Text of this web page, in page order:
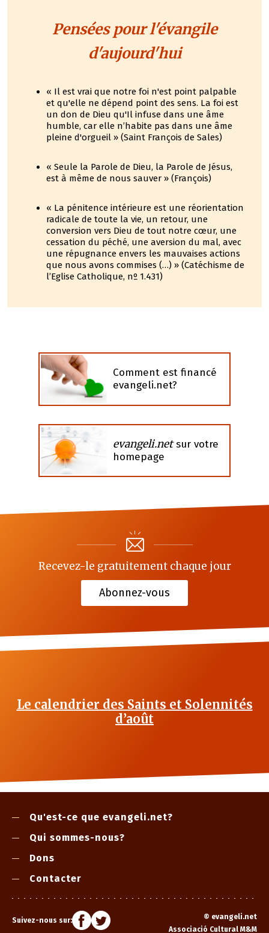
Pensées pour l'évangile
d'aujourd'hui
« Il est vrai que notre foi n'est point palpable
et qu'elle ne dépend point des sens. La foi est
un don de Dieu qu'Il infuse dans une âme
humble, car elle n’habite pas dans une âme
pleine d'orgueil » (Saint François de Sales)
« Seule la Parole de Dieu, la Parole de Jésus,
est à même de nous sauver » (François)
« La pénitence intérieure est une réorientation
radicale de toute la vie, un retour, une
conversion vers Dieu de tout notre cœur, une
cessation du péché, une aversion du mal, avec
une répugnance envers les mauvaises actions
que nous avons commises (…) » (Catéchisme de
l’Eglise Catholique, nº 1.431)
Comment est financé
evangeli.net?
evangeli.netsur votre
homepage
Recevez-le gratuitement chaque jour
Abonnez-vous
Le calendrier des Saints et Solennités
d’août
Qu'est-ce que evangeli.net?
Qui sommes-nous?
Dons
Contacter
Suivez-nous sur: © evangeli.net
Associació Cultural M&M